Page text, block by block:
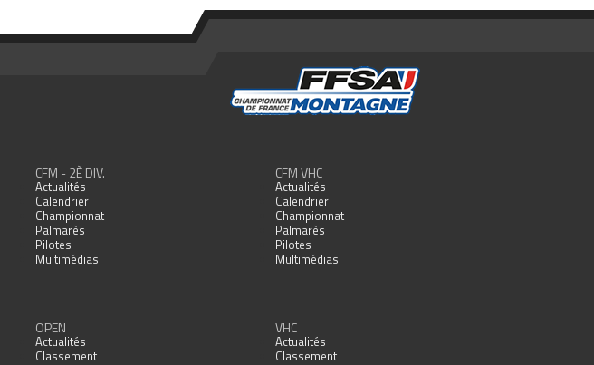
CFM - 2È DIV.
Actualités
Calendrier
Championnat
Palmarès
Pilotes
Multimédias
CFM VHC
Actualités
Calendrier
Championnat
Palmarès
Pilotes
Multimédias
OPEN
Actualités
Classement
VHC
Actualités
Classement